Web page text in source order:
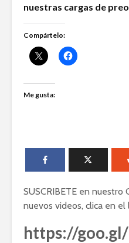
nuestras cargas de
Compártelo:
Me gusta:
SUSCRIBETE en nuestro
nuevos videos, clica en el
https://